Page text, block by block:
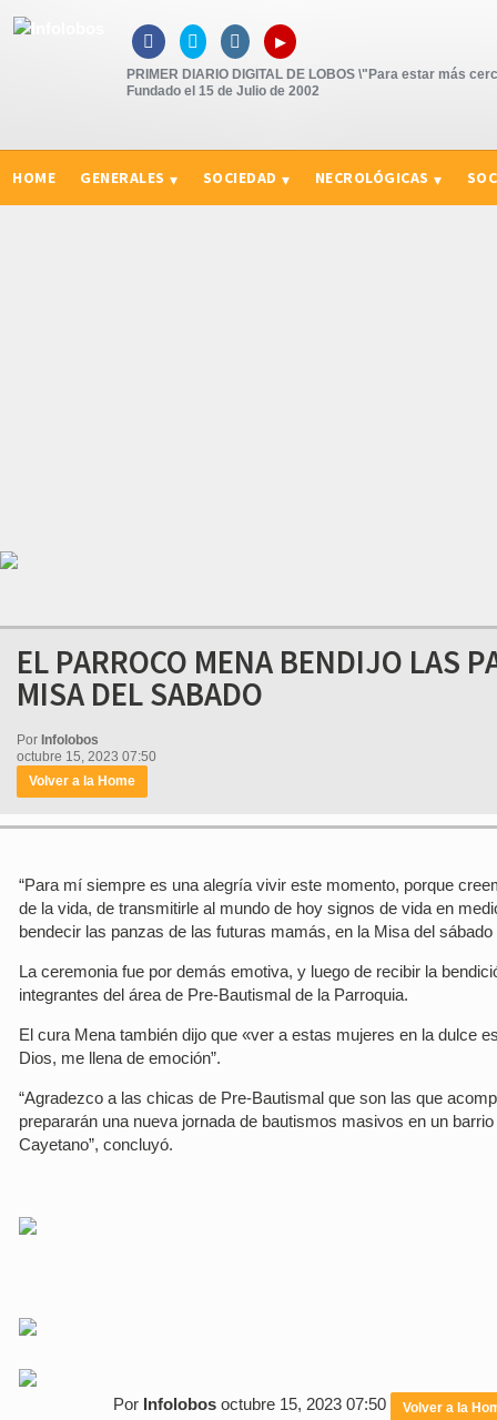
   ▸
PRIMER DIARIO DIGITAL DE LOBOS \"Para estar más
Fundado el 15 de Julio de 2002
HOME GENERALES SOCIEDAD NECROLÓGICAS
EL PARROCO MENA BENDIJO LAS
MISA DEL SABADO
Por Infolobos
octubre 15, 2023 07:50
Volver a la Home
“Para mí siempre es una alegría vivir este momento, porque
de la vida, de transmitirle al mundo de hoy signos de vida en
bendecir las panzas de las futuras mamás, en la Misa del
La ceremonia fue por demás emotiva, y luego de recibir la
integrantes del área de Pre-Bautismal de la Parroquia.
El cura Mena también dijo que «ver a estas mujeres en la dulce
Dios, me llena de emoción”.
“Agradezco a las chicas de Pre-Bautismal que son las que
prepararán una nueva jornada de bautismos masivos en un
Cayetano”, concluyó.
Por Infolobos octubre 15, 2023 07:50 Volver a la